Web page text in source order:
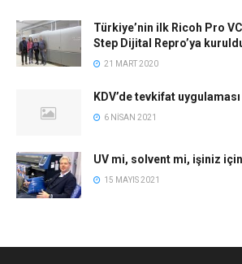
Türkiye’nin ilk Ricoh Pro
Step Dijital Repro’ya
21 MART 2020
KDV’de tevkifat uygulaması
6 NISAN 2021
UV mi, solvent mi, işiniz
15 MAYIS 2021